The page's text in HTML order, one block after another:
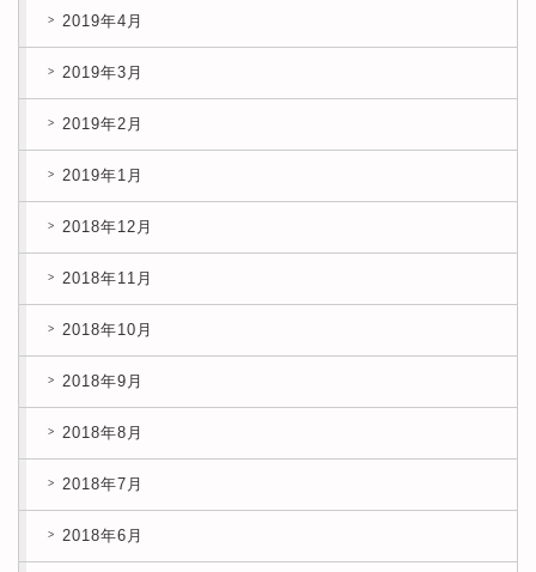
2019年4月
2019年3月
2019年2月
2019年1月
2018年12月
2018年11月
2018年10月
2018年9月
2018年8月
2018年7月
2018年6月